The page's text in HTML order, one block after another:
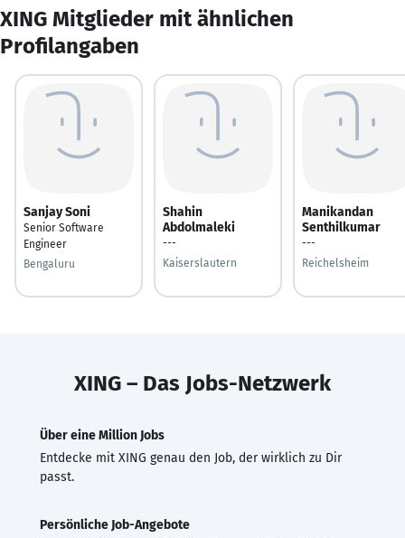
XING Mitglieder mit ähnlichen
Profilangaben
Sanjay Soni
Senior Software
Engineer
Bengaluru
Shahin
Abdolmaleki
---
Kaiserslautern
Manikandan
Senthilkumar
---
Reichelsheim
XING – Das Jobs-Netzwerk
Über eine Million Jobs
Entdecke mit XING genau den Job, der wirklich zu Dir
passt.
Persönliche Job-Angebote